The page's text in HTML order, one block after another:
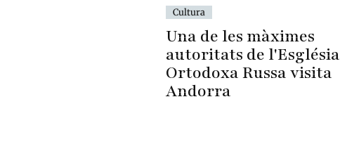
Cultura
Una de les màximes
autoritats de l'Església
Ortodoxa Russa visita
Andorra